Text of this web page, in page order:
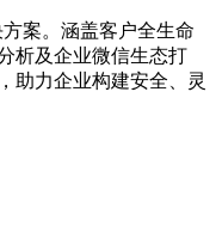
案。涵盖客户全生命
析及企业微信生态打
助力企业构建安全、灵